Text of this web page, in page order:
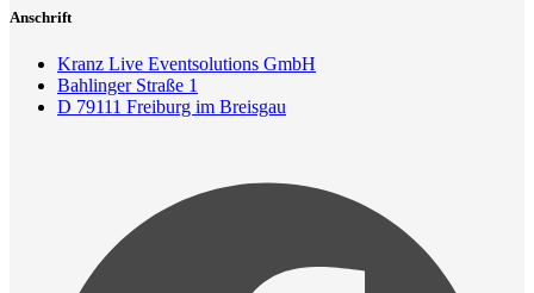
Anschrift
Kranz Live Eventsolutions GmbH
Bahlinger Straße 1
D 79111 Freiburg im Breisgau